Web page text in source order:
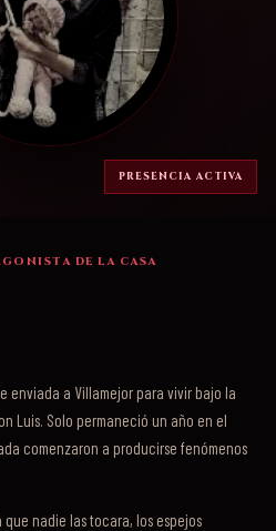
PRESENCIA ACTIVA
DE LA CASA
enviada a Villamejor para vivir bajo la
Luis. Solo permaneció un año en el
comenzaron a producirse fenómenos
que nadie las tocara, los espejos